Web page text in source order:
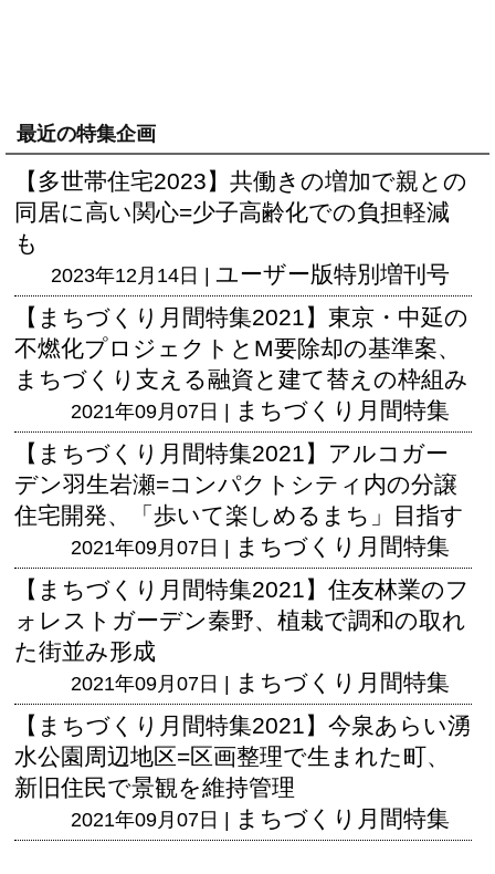
最近の特集企画
【多世帯住宅2023】共働きの増加で親との
同居に高い関心=少子高齢化での負担軽減
も
2023年12月14日 | ユーザー版特別増刊号
【まちづくり月間特集2021】東京・中延の
不燃化プロジェクトとM要除却の基準案、
まちづくり支える融資と建て替えの枠組み
2021年09月07日 | まちづくり月間特集
【まちづくり月間特集2021】アルコガー
デン羽生岩瀬=コンパクトシティ内の分譲
住宅開発、「歩いて楽しめるまち」目指す
2021年09月07日 | まちづくり月間特集
【まちづくり月間特集2021】住友林業のフ
ォレストガーデン秦野、植栽で調和の取れ
た街並み形成
2021年09月07日 | まちづくり月間特集
【まちづくり月間特集2021】今泉あらい湧
水公園周辺地区=区画整理で生まれた町、
新旧住民で景観を維持管理
2021年09月07日 | まちづくり月間特集